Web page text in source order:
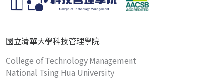
國立清華大學科技管理學院
College of Technology Management
National Tsing Hua University